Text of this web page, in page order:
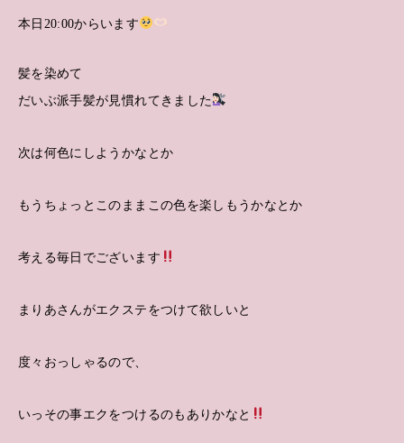
本日20:00からいます
髪を染めて
だいぶ派手髪が見慣れてきました
次は何色にしようかなとか
もうちょっとこのままこの色を楽しもうかなとか
考える毎日でございます
まりあさんがエクステをつけて欲しいと
度々おっしゃるので、
いっその事エクをつけるのもありかなと